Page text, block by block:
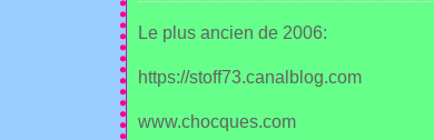
Le plus ancien de 2006:
https://stoff73.canalblog.com
www.chocques.com